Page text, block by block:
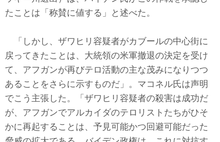
たことは「称賛に値する」と述べた。
「しかし、ザワヒリ容疑者がカブールの中心街に
戻ってきたことは、大統領の米軍撤退の決定を受け
て、アフガンが再びテロ活動の主な茂みになりつつ
あることをさらに示すものだ」。マコネル氏は声明
でこう主張した。「ザワヒリ容疑者の殺害は成功だ
が、アフガンでアルカイダのテロリストたちがひそ
かに再起することは、予見可能かつ回避可能だった